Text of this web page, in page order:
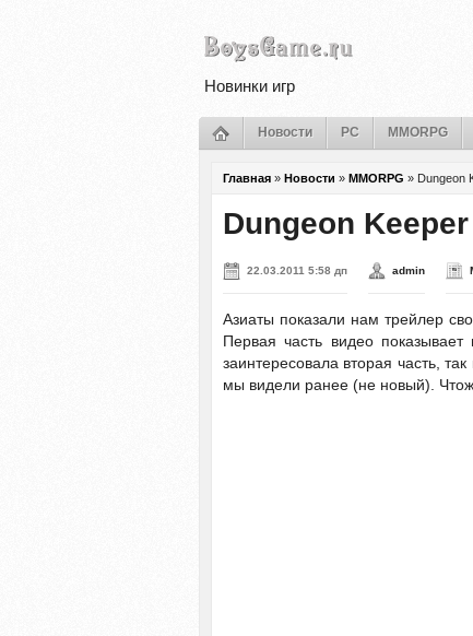
Новинки игр
Новости PC MMORPG
Главная » Новости » MMORPG » Dungeon
Dungeon
22.03.2011 5:58 дп admin
Азиаты показали нам трейлер
Первая часть видео
заинтересовала вторая часть,
мы видели ранее (не новый).